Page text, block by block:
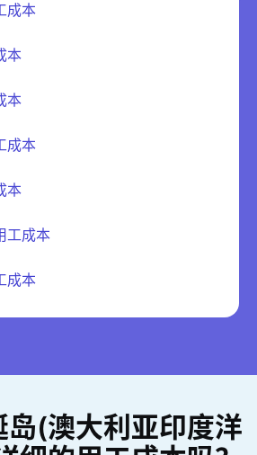
成本
本
本
成本
本
工成本
成本
岛(澳大利亚印度洋